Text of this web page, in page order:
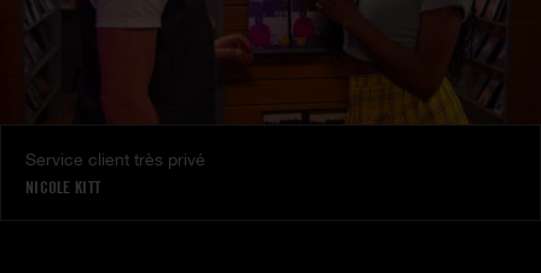
Service client très privé
NICOLE KITT